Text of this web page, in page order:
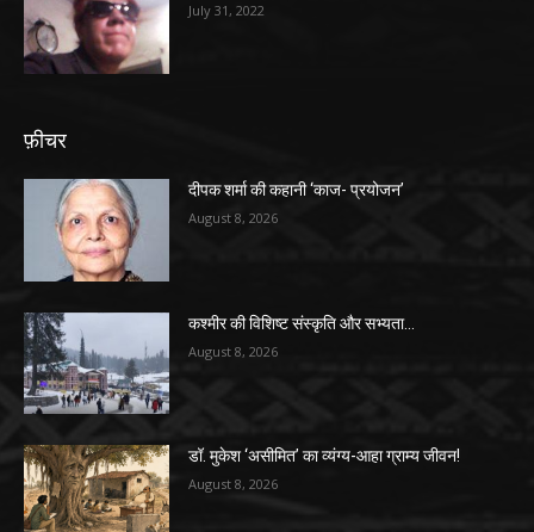
July 31, 2022
फ़ीचर
दीपक शर्मा की कहानी ‘काज- प्रयोजन’
August 8, 2026
कश्मीर की विशिष्ट संस्कृति और सभ्यता…
August 8, 2026
डॉ. मुकेश ‘असीमित’ का व्यंग्य-आहा ग्राम्य जीवन!
August 8, 2026